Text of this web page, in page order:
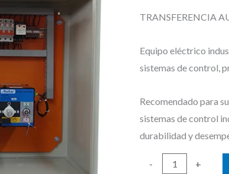
TRANSFERENCIA
Equipo eléctrico
sistemas de control,
Recomendado para
sistemas de control
durabilidad y
-
TRANSFERENCIA
+